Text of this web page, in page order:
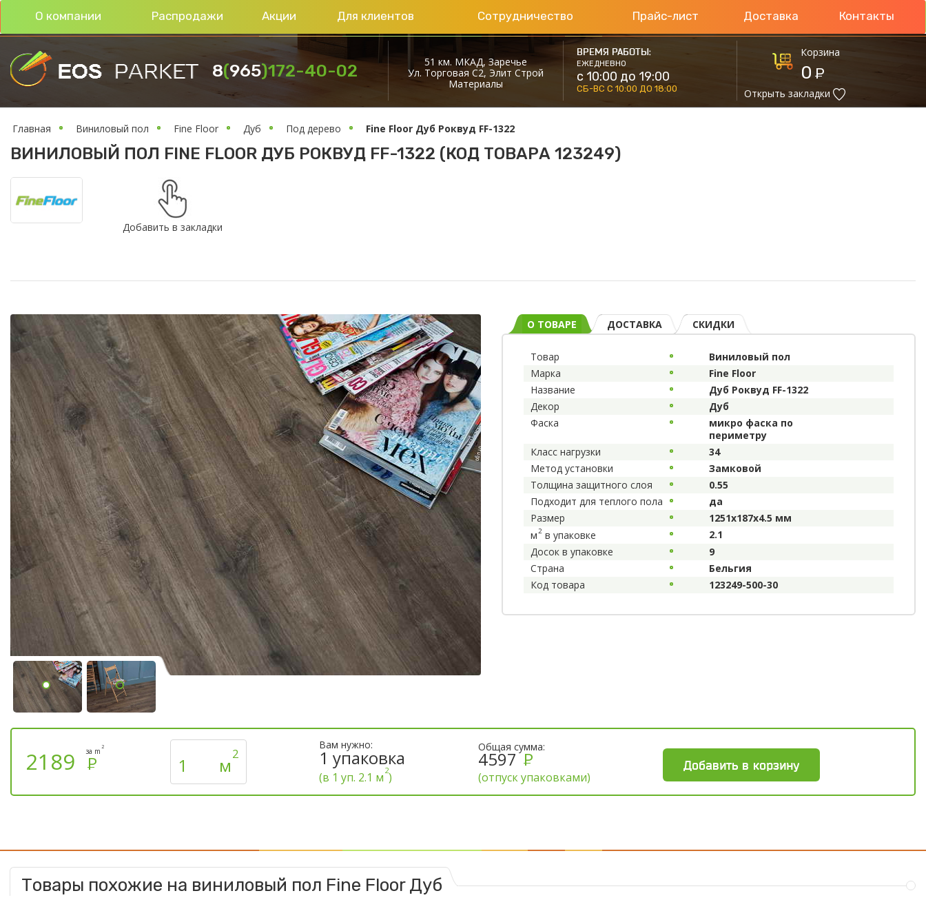
О компании Распродажи Акции Для клиентов Сотрудничество Прайс-лист Доставка Контакты
8(965)172-40-02
51 км. МКАД, Заречье
Ул. Торговая С2, Элит Строй
Материалы
ВРЕМЯ РАБОТЫ:
ЕЖЕДНЕВНО
с 10:00 до 19:00
СБ-ВС С 10:00 ДО 18:00
Корзина
0 Р
Открыть закладки
Главная Виниловый пол Fine Floor Дуб Под дерево Fine Floor Дуб Роквуд FF-1322
ВИНИЛОВЫЙ ПОЛ FINE FLOOR ДУБ РОКВУД FF-1322 (КОД ТОВАРА 123249)
Добавить в закладки
О ТОВАРЕ
Товар
Виниловый пол
Марка
Fine Floor
Название
Дуб Роквуд FF-1322
Декор
Дуб
Фаска
микро фаска по
периметру
Класс нагрузки
34
Метод установки
Замковой
Толщина защитного слоя
0.55
Подходит для теплого пола
да
Размер
1251х187х4.5 мм
м2 в упаковке
2.1
Досок в упаковке
9
Страна
Бельгия
Код товара
123249-500-30
ДОСТАВКА СКИДКИ
2189 за m 2
Р м2
Вам нужно:
1 упаковка
(в 1 уп. 2.1 м
2
)
Общая сумма:
4597 Р
(отпуск упаковками)
Товары похожие на виниловый пол Fine Floor Дуб